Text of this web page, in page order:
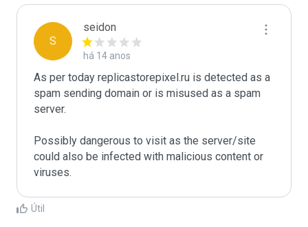
S
seidon
há 14 anos
As per today replicastorepixel.ru is detected as a
spam sending domain or is misused as a spam
server.
Possibly dangerous to visit as the server/site
could also be infected with malicious content or
Útil